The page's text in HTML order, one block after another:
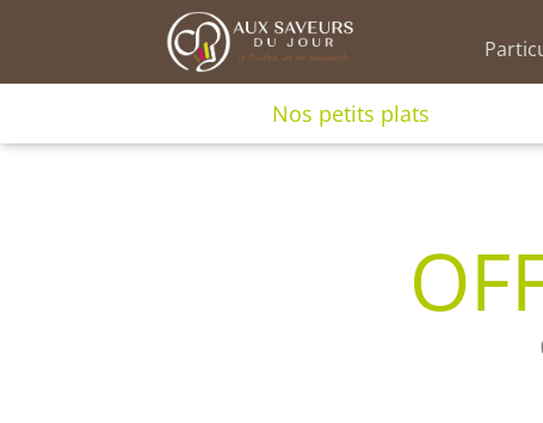
Nos petits plats